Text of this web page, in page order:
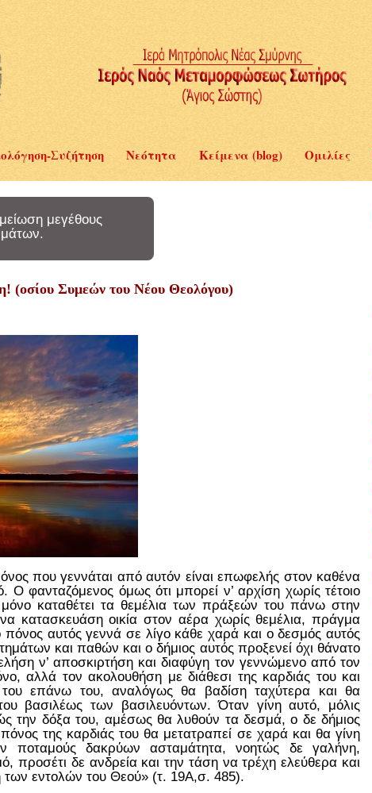
Συζήτηση Νεότητα Κείμενα (blog) Ομιλίες
μεγέθους
(οσίου Συμεών του Νέου Θεολόγου)
που γεννάται από αυτόν είναι επωφελής στον καθένα
Ο φανταζόμενος όμως ότι μπορεί ν’ αρχίση χωρίς τέτοιο
καταθέτει τα θεμέλια των πράξεών του πάνω στην
κατασκευάση οικία στον αέρα χωρίς θεμέλια, πράγμα
αυτός γεννά σε λίγο κάθε χαρά και ο δεσμός αυτός
και παθών και ο δήμιος αυτός προξενεί όχι θάνατο
ν’ αποσκιρτήση και διαφύγη τον γεννώμενο από τον
αλλά τον ακολουθήση με διάθεσι της καρδιάς του και
επάνω του, αναλόγως θα βαδίση ταχύτερα και θα
βασιλέως των βασιλευόντων. Όταν γίνη αυτό, μόλις
την δόξα του, αμέσως θα λυθούν τα δεσμά, ο δε δήμιος
της καρδιάς του θα μετατραπεί σε χαρά και θα γίνη
ποταμούς δακρύων ασταμάτητα, νοητώς δε γαλήνη,
προσέτι δε ανδρεία και την τάση να τρέχη ελεύθερα και
εντολών του Θεού» (τ. 19Α,σ. 485).